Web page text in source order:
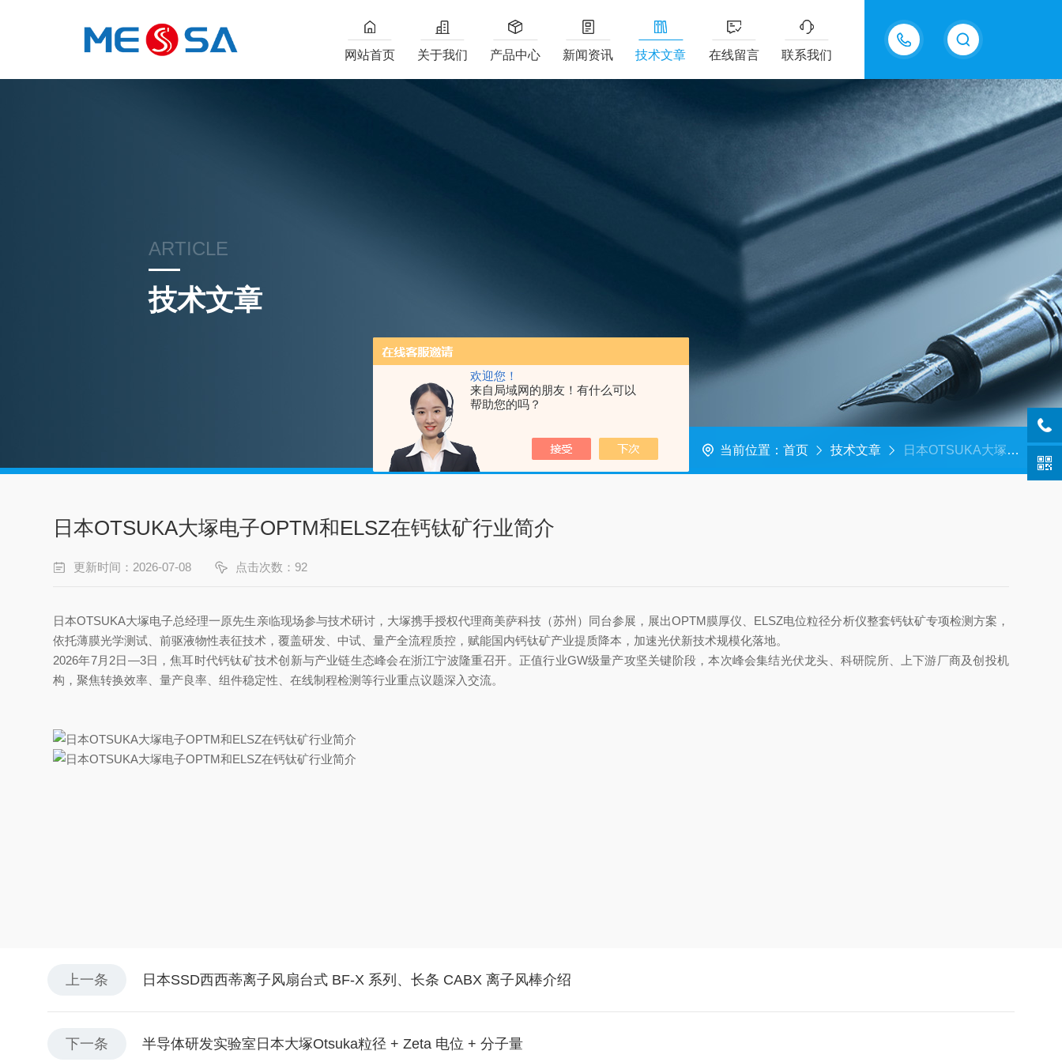
欢迎您！
来自局域网的朋友！有什么可以
帮助您的吗？
13915577898
网站首页 关于我们 产品中心 新闻资讯 技术文章 在线留言 联系我们
ARTICLE
技术文章
当前位置： 首页 技术文章 日本OTSUKA大塚电子OPTM和ELSZ在钙钛矿行业简介
日本OTSUKA大塚电子OPTM和ELSZ在钙钛矿行业简介
更新时间：2026-07-08 点击次数：92
日本OTSUKA大塚电子总经理一原先生亲临现场参与技术研讨，大塚携手授权代理商美萨科技（苏州）同台参展，展出OPTM膜厚仪、ELSZ电位粒径分析仪整套钙钛矿专项检测方案，
依托薄膜光学测试、前驱液物性表征技术，覆盖研发、中试、量产全流程质控，赋能国内钙钛矿产业提质降本，加速光伏新技术规模化落地。
2026年7月2日—3日，焦耳时代钙钛矿技术创新与产业链生态峰会在浙江宁波隆重召开。正值行业GW级量产攻坚关键阶段，本次峰会集结光伏龙头、科研院所、上下游厂商及创投机
构，聚焦转换效率、量产良率、组件稳定性、在线制程检测等行业重点议题深入交流。
上一条 日本SSD西西蒂离子风扇台式 BF-X 系列、长条 CABX 离子风棒介绍
下一条 半导体研发实验室日本大塚Otsuka粒径 + Zeta 电位 + 分子量